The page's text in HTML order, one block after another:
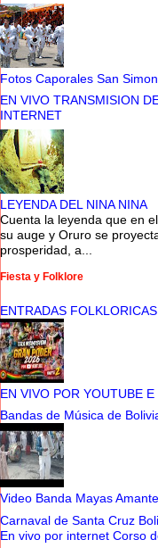
Fotos Caporales San
EN VIVO TRANSMISION
INTERNET
LEYENDA DEL NINA NINA
Cuenta la leyenda que en
su auge y Oruro se
prosperidad, a...
Fiesta y Folklore
ENTRADAS
EN VIVO POR YOUTUBE
Bandas de Música de
Video Banda Mayas
Carnaval de Santa Cruz
En vivo por internet Corso